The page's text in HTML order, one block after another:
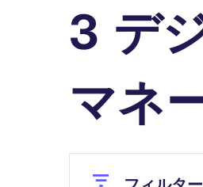
3 デ
マネ
Close